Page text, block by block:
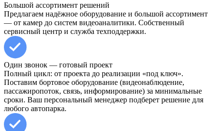
Большой ассортимент решений
Предлагаем надёжное оборудование и большой ассортимент
— от камер до систем видеоаналитики. Собственный
сервисный центр и служба техподдержки.
Один звонок — готовый проект
Полный цикл: от проекта до реализации «под ключ».
Поставим бортовое оборудование (видеонаблюдение,
пассажиропоток, связь, информирование) за минимальные
сроки. Ваш персональный менеджер подберет решение для
любого автопарка.